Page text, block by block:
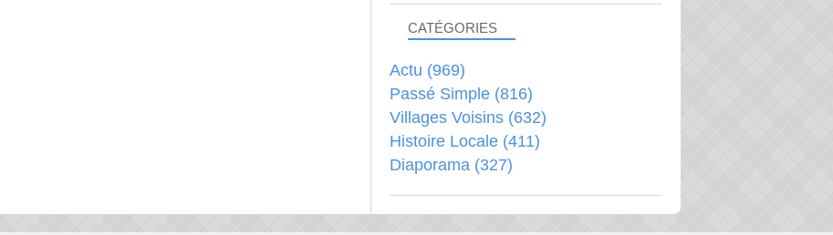
CATÉGORIES
Actu (969)
Passé Simple (816)
Villages Voisins (632)
Histoire Locale (411)
Diaporama (327)